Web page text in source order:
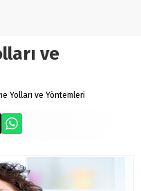
ve
Yolları ve Yöntemleri